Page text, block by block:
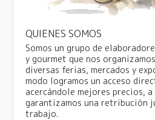
QUIENES SOMOS
Somos un grupo de
y gourmet que nos
diversas ferias, mercados y
modo logramos un acceso
acercándole mejores precios, a
garantizamos una retribución
trabajo.